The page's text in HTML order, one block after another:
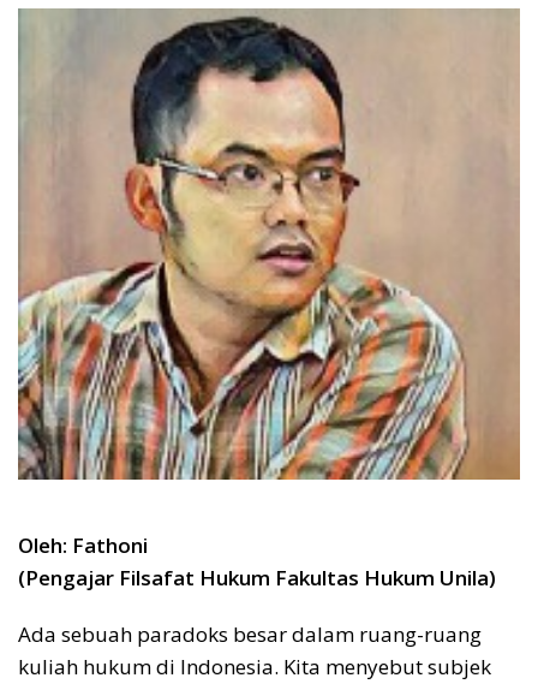
Oleh: Fathoni
(Pengajar Filsafat Hukum Fakultas Hukum Unila)
Ada sebuah paradoks besar dalam ruang-ruang
kuliah hukum di Indonesia. Kita menyebut subjek